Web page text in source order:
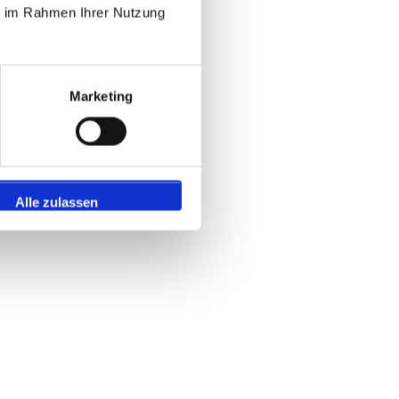
Rahmen Ihrer Nutzung
Marketing
Alle zulassen